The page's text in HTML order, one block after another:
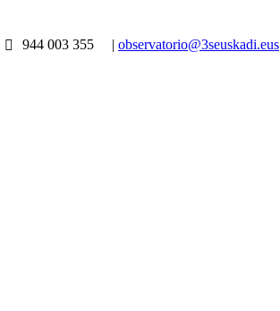
944 003 355 | observatorio@3seuskadi.eus